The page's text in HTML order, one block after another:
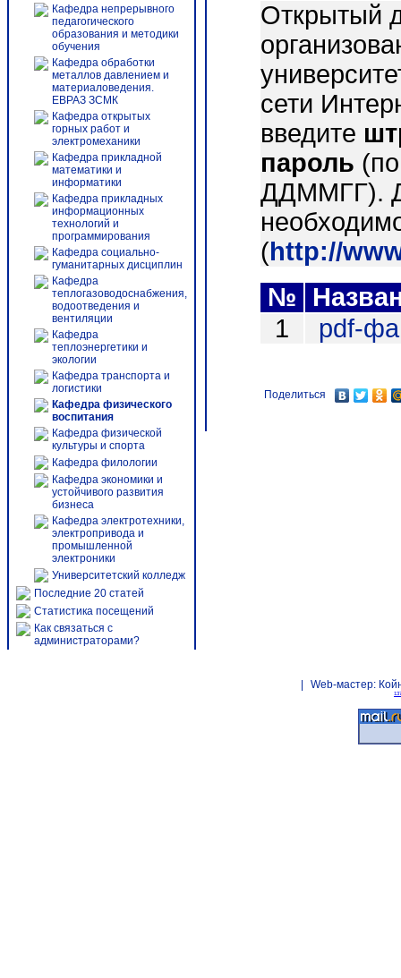
Кафедра непрерывного
педагогического
образования и методики
обучения
Кафедра обработки
металлов давлением и
материаловедения.
ЕВРАЗ ЗСМК
Кафедра открытых
горных работ и
электромеханики
Кафедра прикладной
математики и
информатики
Кафедра прикладных
информационных
технологий и
программирования
Кафедра социально-
гуманитарных дисциплин
Кафедра
теплогазоводоснабжения,
водоотведения и
вентиляции
Кафедра
теплоэнергетики и
экологии
Кафедра транспорта и
логистики
Кафедра физического
воспитания
Кафедра физической
культуры и спорта
Кафедра филологии
Кафедра экономики и
устойчивого развития
бизнеса
Кафедра электротехники,
электропривода и
промышленной
электроники
Университетский колледж
Последние 20 статей
Статистика посещений
Как связаться с
администраторами?
Открытый
сети
введите
пароль
ДДММГГ).
(http://
№
1
pdf-
Поделиться
Web-мастер: